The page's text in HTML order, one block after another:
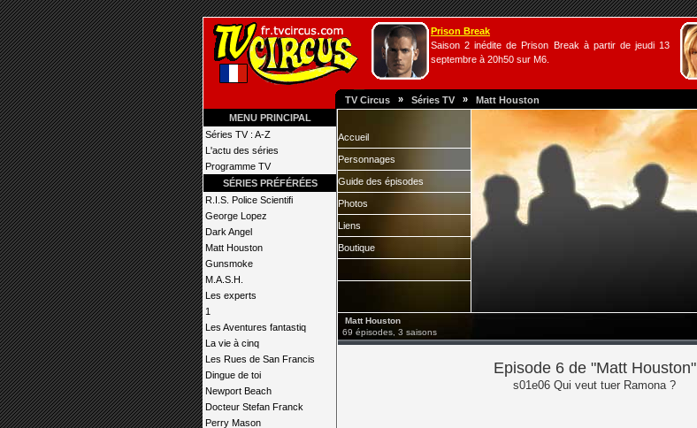
Prison Break
Saison 2 inédite de Prison Break à partir de jeudi 13
septembre à 20h50 sur M6.
TV Circus » Séries TV » Matt Houston
MENU PRINCIPAL
Séries TV : A-Z
L'actu des séries
Programme TV
SÉRIES PRÉFÉRÉES
R.I.S. Police Scientifi
George Lopez
Dark Angel
Matt Houston
Gunsmoke
M.A.S.H.
Les experts
1
Les Aventures fantastiq
La vie à cinq
Les Rues de San Francis
Dingue de toi
Newport Beach
Docteur Stefan Franck
Perry Mason
Accueil
Personnages
Guide des épisodes
Photos
Liens
Boutique
Matt Houston
69 épisodes, 3 saisons
Episode 6 de "Matt Houston"
s01e06 Qui veut tuer Ramona ?